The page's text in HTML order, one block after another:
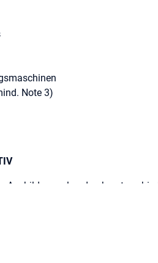
Note 3)
Ausbildungsplan durch
in einem motivierten